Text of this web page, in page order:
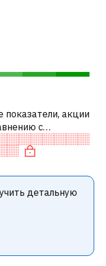
акции
с
акция
детальную